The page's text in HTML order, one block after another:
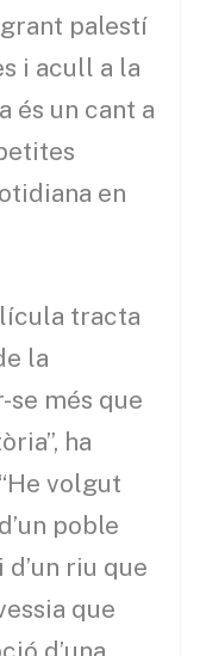
palestí
i acull a la
és un cant a
en
tracta
la
més que
ha
volgut
poble
riu que
que